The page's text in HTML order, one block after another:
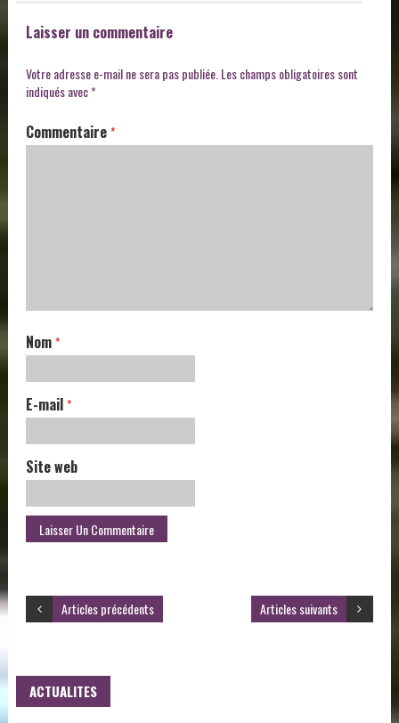
Laisser un commentaire
Votre adresse e-mail ne sera pas publiée.Les champs obligatoires sont
indiqués avec*
Commentaire*
Nom*
E-mail*
Site web
Articles suivants
Articles précédents
ACTUALITES